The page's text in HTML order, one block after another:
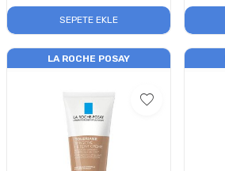
SEPETE EKLE
LA ROCHE POSAY